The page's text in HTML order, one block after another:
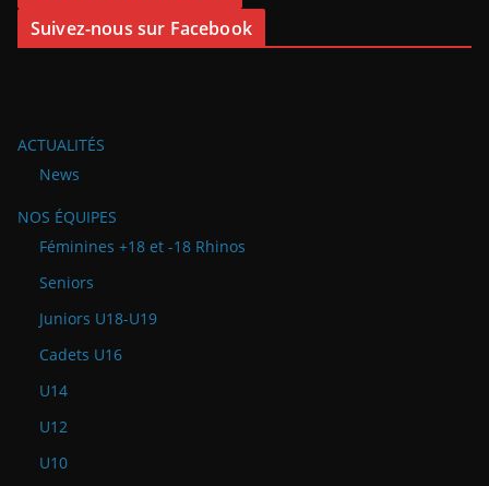
Suivez-nous sur Facebook
ACTUALITÉS
News
NOS ÉQUIPES
Féminines +18 et -18 Rhinos
Seniors
Juniors U18-U19
Cadets U16
U14
U12
U10